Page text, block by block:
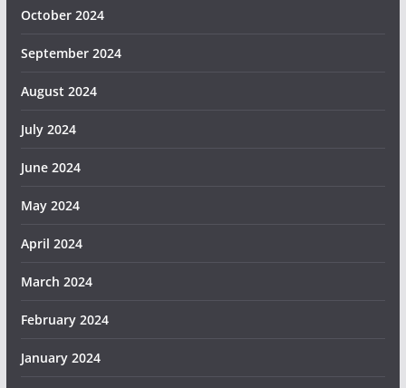
October 2024
September 2024
August 2024
July 2024
June 2024
May 2024
April 2024
March 2024
February 2024
January 2024